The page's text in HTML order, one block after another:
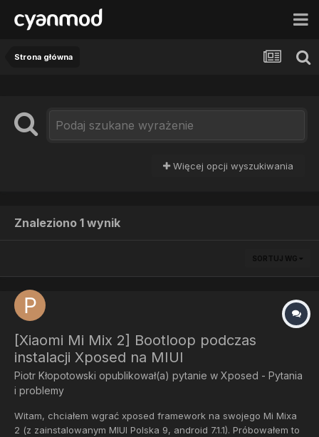
Strona główna
Więcej opcji wyszukiwania
Znaleziono 1 wynik
SORTUJ WG
[Xiaomi Mi Mix 2] Bootloop podczas
instalacji Xposed na MIUI
Piotr Kłopotowski opublikował(a) pytanie w Xposed - Pytania
i problemy
Witam, chciałem wgrać xposed framework na swojego Mi Mixa
2 (z zainstalowanym MIUI Polska 9, android 7.1.1). Próbowałem to